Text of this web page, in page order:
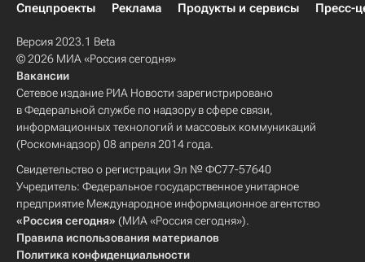
Спецпроекты
Реклама Продукты и сервисы Пресс-
Версия 2023.1 Beta
© 2026 МИА «Россия сегодня»
Вакансии
Сетевое издание РИА Новости зарегистрировано
в Федеральной службе по надзору в сфере связи,
информационных технологий и массовых коммуникаций
(Роскомнадзор) 08 апреля 2014 года.
Свидетельство о регистрации Эл № ФС77-57640
Учредитель: Федеральное государственное унитарное
предприятие Международное информационное агентство
«Россия сегодня» (МИА «Россия сегодня»).
Правила использования материалов
Политика конфиденциальности